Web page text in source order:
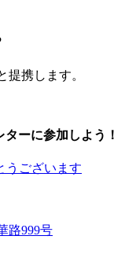
提携します。
ーに参加しよう！
うございます
路999号